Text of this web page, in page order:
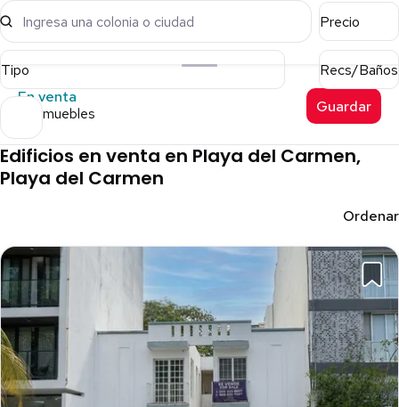
Ingresa una colonia o ciudad Precio
Tipo
Recs/Baños
En venta
10 inmuebles Guardar
Edificios en venta en Playa del Carmen,
Playa del Carmen
Ordenar